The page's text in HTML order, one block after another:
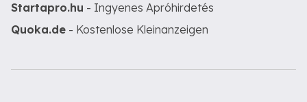
Startapro.hu - Ingyenes Apróhirdetés
Quoka.de - Kostenlose Kleinanzeigen